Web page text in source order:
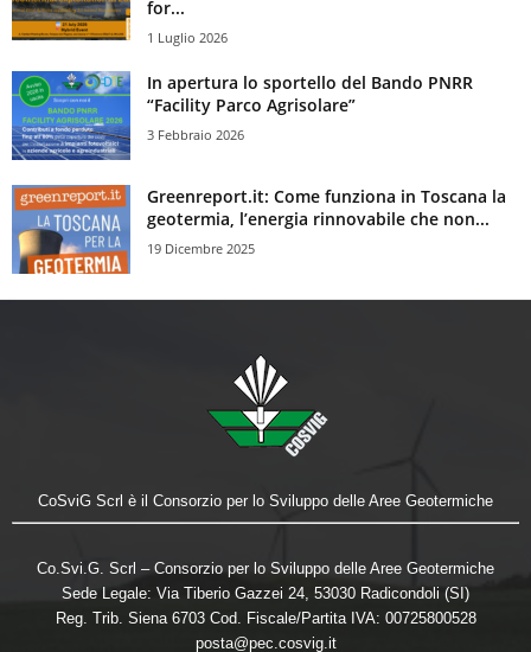
for...
1 Luglio 2026
In apertura lo sportello del Bando PNRR
“Facility Parco Agrisolare”
3 Febbraio 2026
Greenreport.it: Come funziona in Toscana la
geotermia, l’energia rinnovabile che non...
19 Dicembre 2025
CoSviG Scrl è il Consorzio per lo Sviluppo delle Aree Geotermiche
Co.Svi.G. Scrl – Consorzio per lo Sviluppo delle Aree Geotermiche
Sede Legale: Via Tiberio Gazzei 24, 53030 Radicondoli (SI)
Reg. Trib. Siena 6703 Cod. Fiscale/Partita IVA: 00725800528
posta@pec.cosvig.it